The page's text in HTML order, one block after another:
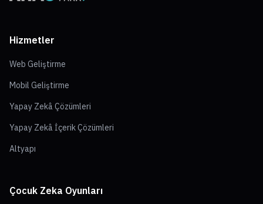
Hizmetler
Web Geliştirme
Mobil Geliştirme
Yapay Zekâ Çözümleri
Yapay Zekâ İçerik Çözümleri
Altyapı
Çocuk Zeka Oyunları